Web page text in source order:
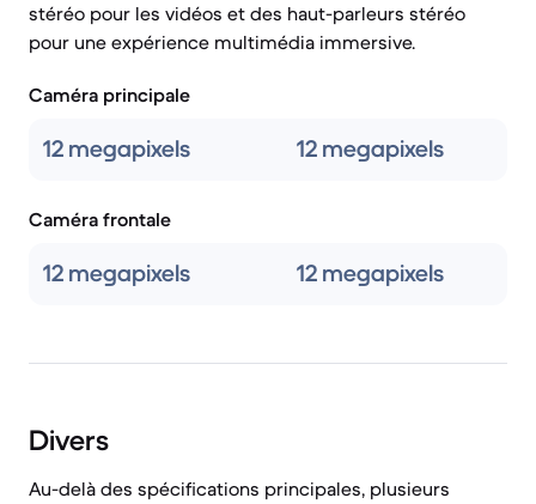
stéréo pour les vidéos et des haut-parleurs stéréo
pour une expérience multimédia immersive.
Caméra principale
12 megapixels 12 megapixels
Caméra frontale
12 megapixels 12 megapixels
Divers
Au-delà des spécifications principales, plusieurs